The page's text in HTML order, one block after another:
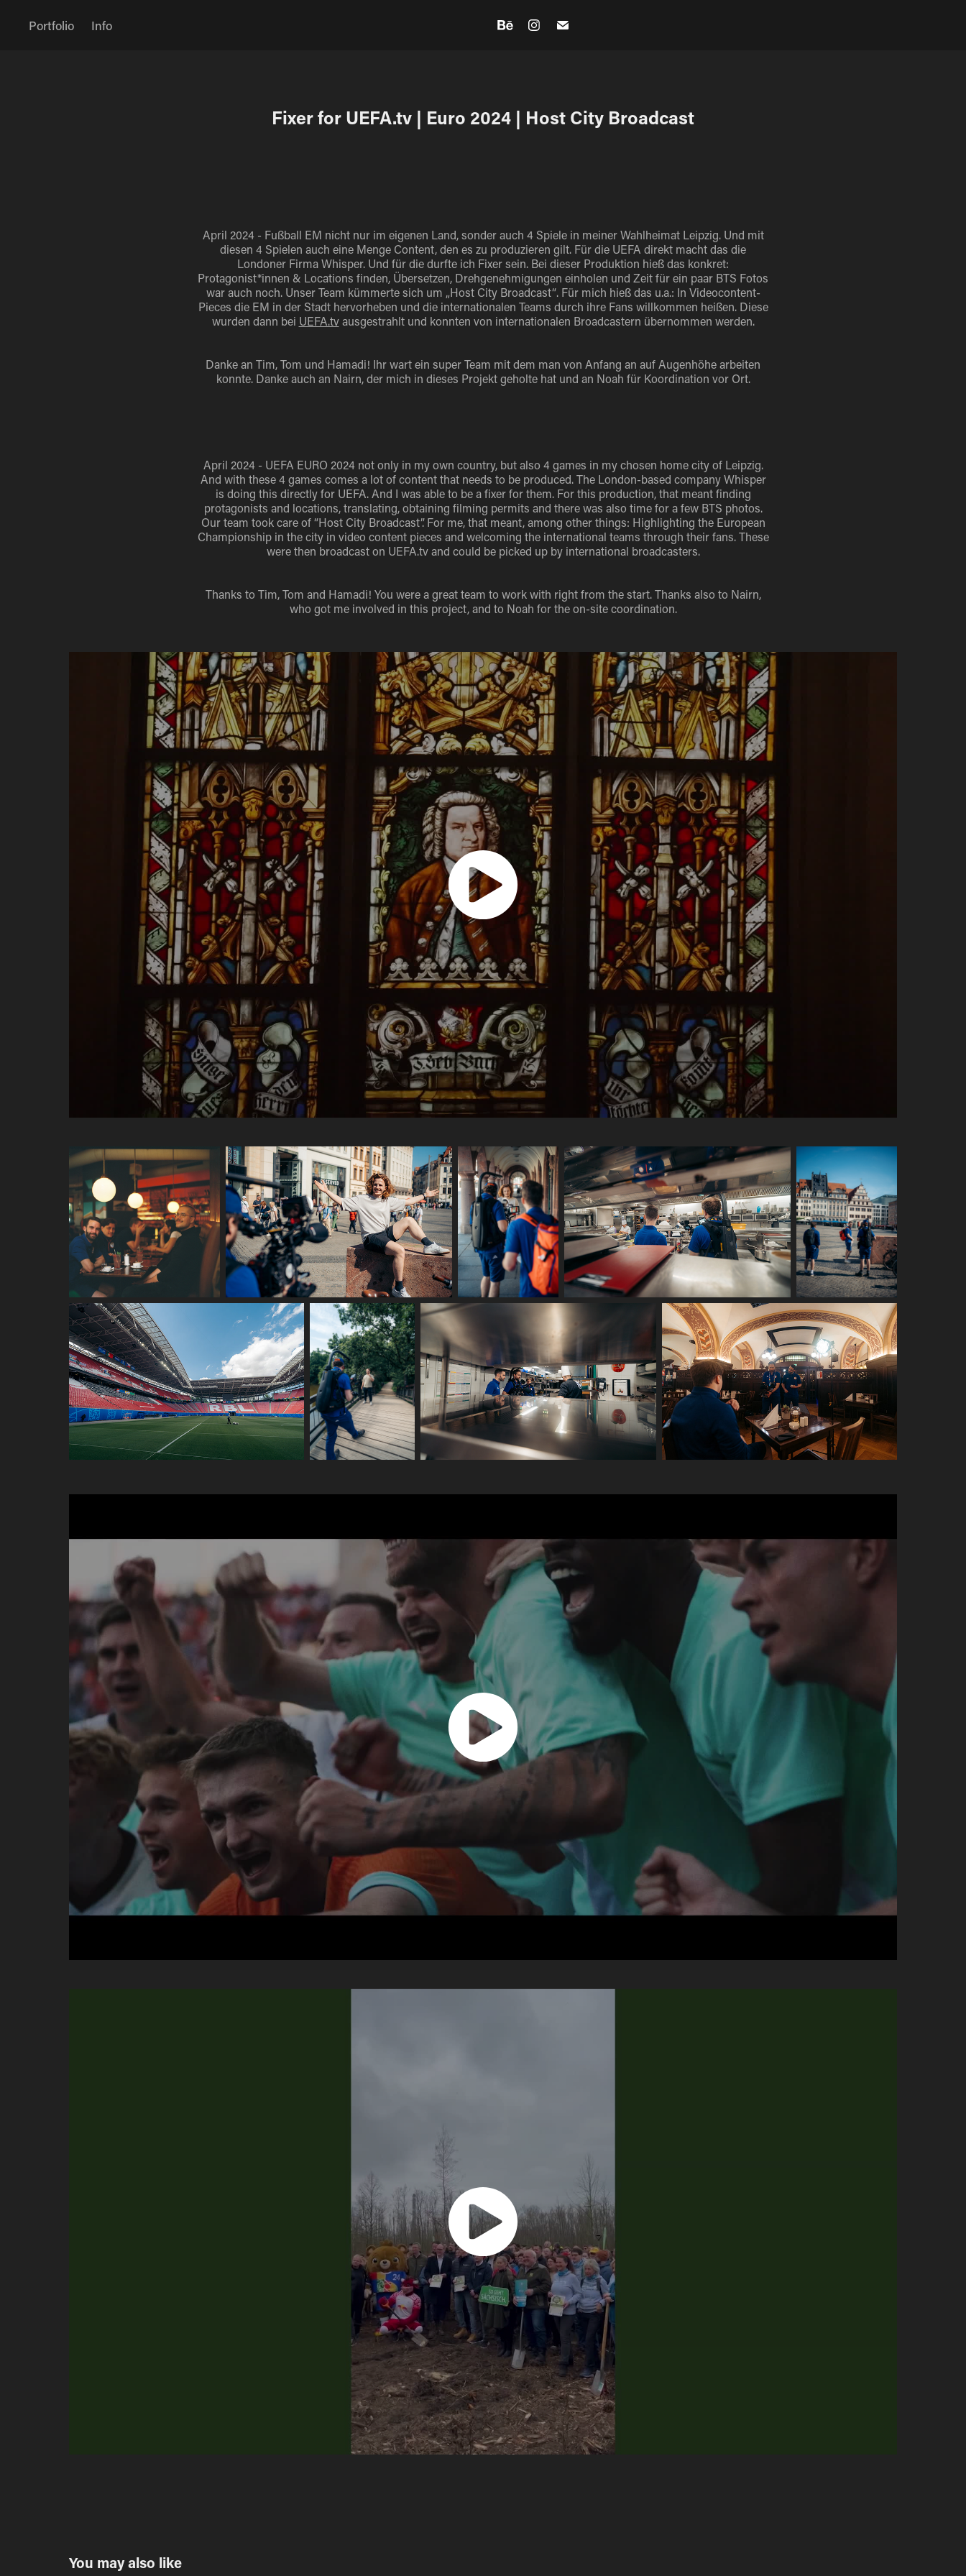
Portfolio Info
Fixer for UEFA.tv | Euro 2024 | Host City Broadcast
April 2024 - Fußball EM nicht nur im eigenen Land, sonder auch 4 Spiele in meiner Wahlheimat Leipzig. Und mit
diesen 4 Spielen auch eine Menge Content, den es zu produzieren gilt. Für die UEFA direkt macht das die
Londoner Firma Whisper. Und für die durfte ich Fixer sein. Bei dieser Produktion hieß das konkret:
Protagonist*innen & Locations finden, Übersetzen, Drehgenehmigungen einholen und Zeit für ein paar BTS Fotos
war auch noch. Unser Team kümmerte sich um „Host City Broadcast“. Für mich hieß das u.a.: In Videocontent-
Pieces die EM in der Stadt hervorheben und die internationalen Teams durch ihre Fans willkommen heißen. Diese
wurden dann bei UEFA.tvausgestrahlt und konnten von internationalen Broadcastern übernommen werden.
Danke an Tim, Tom und Hamadi! Ihr wart ein super Team mit dem man von Anfang an auf Augenhöhe arbeiten
konnte. Danke auch an Nairn, der mich in dieses Projekt geholte hat und an Noah für Koordination vor Ort.
April 2024 - UEFA EURO 2024 not only in my own country, but also 4 games in my chosen home city of Leipzig.
And with these 4 games comes a lot of content that needs to be produced. The London-based company Whisper
is doing this directly for UEFA. And I was able to be a fixer for them. For this production, that meant finding
protagonists and locations, translating, obtaining filming permits and there was also time for a few BTS photos.
Our team took care of “Host City Broadcast”. For me, that meant, among other things: Highlighting the European
Championship in the city in video content pieces and welcoming the international teams through their fans. These
were then broadcast on UEFA.tv and could be picked up by international broadcasters.
Thanks to Tim, Tom and Hamadi! You were a great team to work with right from the start. Thanks also to Nairn,
who got me involved in this project, and to Noah for the on-site coordination.
You may also like